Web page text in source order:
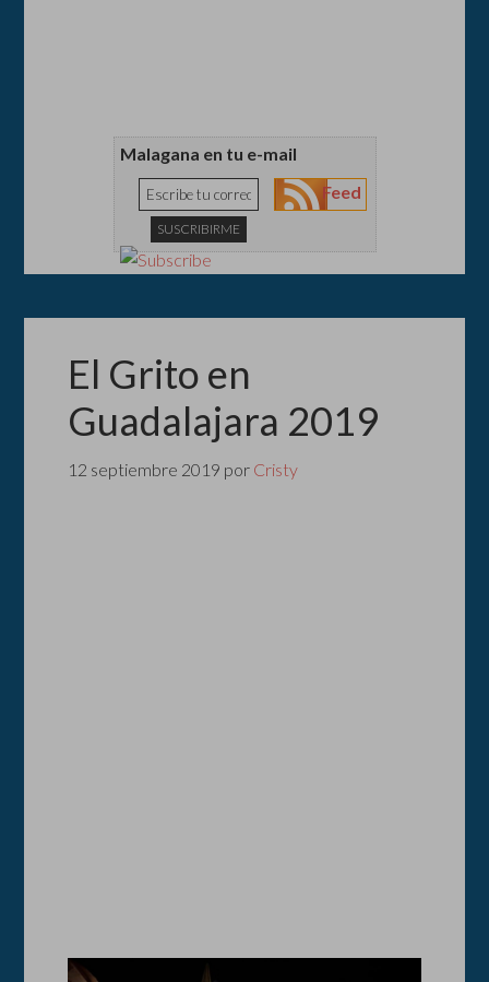
Malagana en tu e-mail
Feed
El Grito en
Guadalajara 2019
12 septiembre 2019 por Cristy